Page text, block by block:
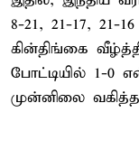
8-21, 21-17,
கின்திங்கை
போட்டியில் 1-0
முன்னிலை